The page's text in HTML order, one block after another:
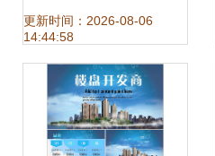
神户型震撼全场，
京城买房人的终极
答案来了
更新时间：2026-08-06
14:44:58